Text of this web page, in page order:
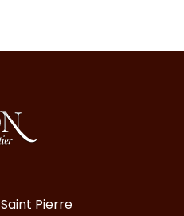
Pierre